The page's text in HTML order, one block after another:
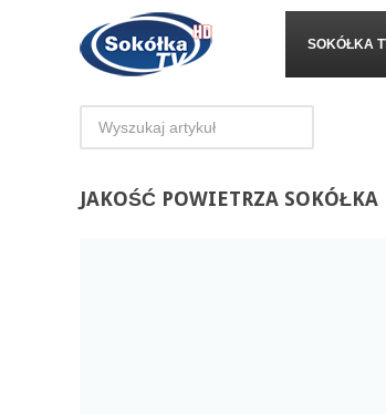
SOKÓŁKA
JAKOŚĆ POWIETRZA SOKÓŁKA